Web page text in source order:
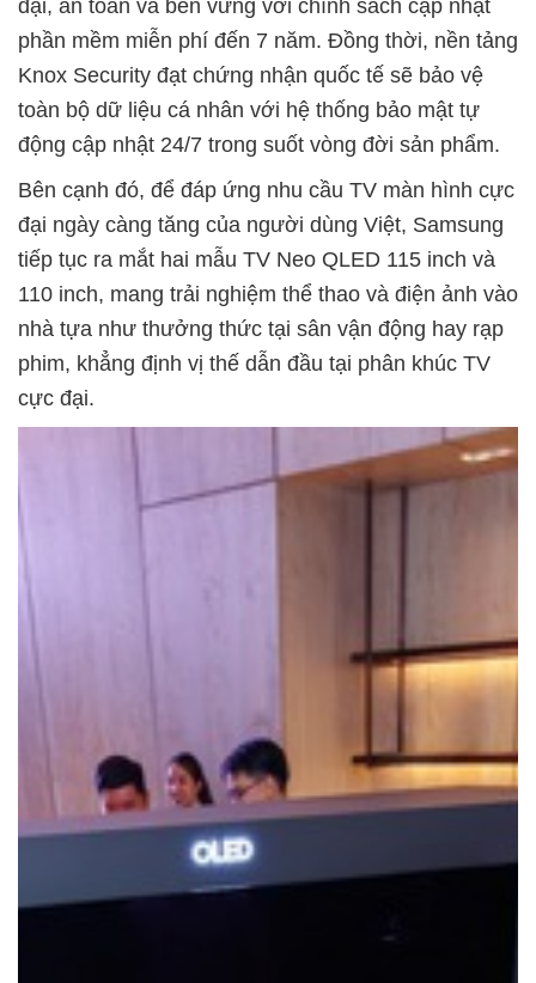
đại, an toàn và bền vững với chính sách cập nhật
phần mềm miễn phí đến 7 năm. Đồng thời, nền tảng
Knox Security đạt chứng nhận quốc tế sẽ bảo vệ
toàn bộ dữ liệu cá nhân với hệ thống bảo mật tự
động cập nhật 24/7 trong suốt vòng đời sản phẩm.
Bên cạnh đó, để đáp ứng nhu cầu TV màn hình cực
đại ngày càng tăng của người dùng Việt, Samsung
tiếp tục ra mắt hai mẫu TV Neo QLED 115 inch và
110 inch, mang trải nghiệm thể thao và điện ảnh vào
nhà tựa như thưởng thức tại sân vận động hay rạp
phim, khẳng định vị thế dẫn đầu tại phân khúc TV
cực đại.